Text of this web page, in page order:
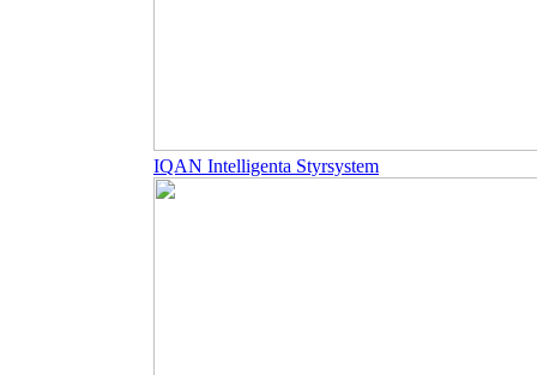
IQAN Intelligenta Styrsystem